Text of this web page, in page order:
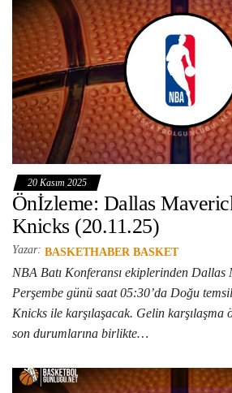
20 Kasım 2025
Önİzleme: Dallas
Knicks (20.11.25)
Yazar: BASKETHABER BASKET
NBA Batı Konferansı ekiplerinden Dallas
Perşembe günü saat 05:30’da Doğu
Knicks ile karşılaşacak. Gelin karşılaşma
son durumlarına birlikte…